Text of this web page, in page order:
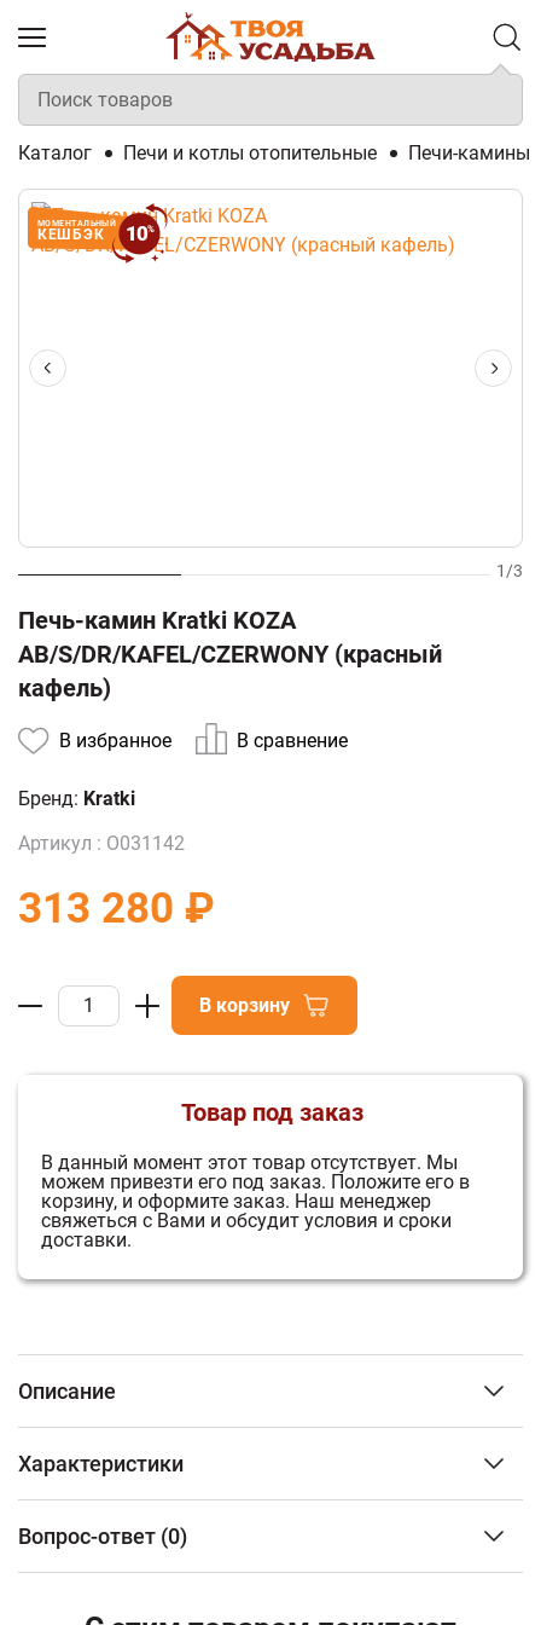
Каталог Печи и котлы отопительные Печи-камины
1/3
МОМЕНТАЛЬНЫЙ
КЕШБЭК 10%
Печь-камин Kratki KOZA
АВ/S/DR/KAFEL/CZERWONY (красный
кафель)
В избранное В сравнение
Бренд: Kratki
Артикул : О031142
313 280 ₽
В корзину
Товар под заказ
В данный момент этот товар отсутствует. Мы
можем привезти его под заказ. Положите его в
корзину, и оформите заказ. Наш менеджер
свяжеться с Вами и обсудит условия и сроки
доставки.
Описание
устойчивы к высоким температурам. Топка
футерована теплоаккумулирующим материалом
Acumotte, который повышает температуру в камере
дефлекторам (из стали и Acumotte), увеличивающим
Характеристики
Расположение
Материал топки
Вопрос-ответ (0)